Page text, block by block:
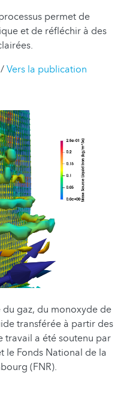
permet de
et de réfléchir à des
/Vers la publication
gaz, du monoxyde de
transférée à partir des
travail a été soutenu par
le Fonds National de la
(FNR).